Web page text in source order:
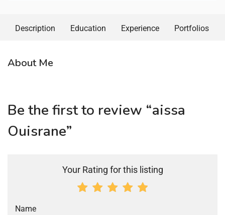
Description Education Experience Portfolios
About Me
Be the first to review “aissa
Ouisrane”
Your Rating for this listing
Name